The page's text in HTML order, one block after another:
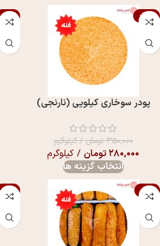
-20%
پودر سوخاری کیلویی (نارنجی)
۳۵۰,۰۰۰تومان/ کیلوگرم
۲۸۰,۰۰۰تومان / کیلوگرم
انتخاب گزینه ها
-4%
-16%
-5%